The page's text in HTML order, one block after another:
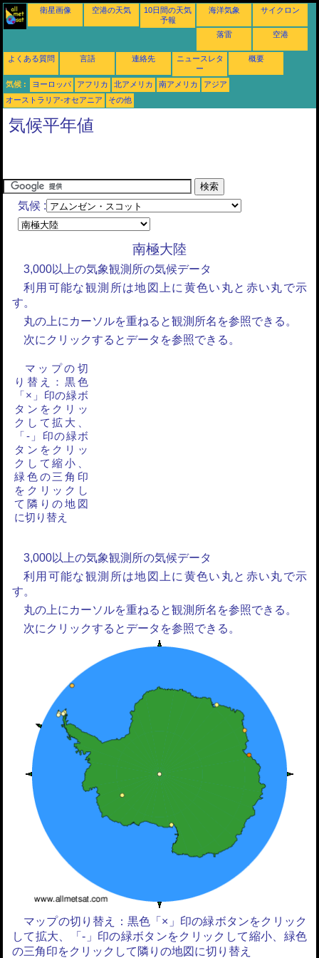
衛星画像 空港の天気
10日間の天気
予報
海洋気象 サイクロン
落雷 空港
よくある質問 言語 連絡先
ニュースレタ
ー
概要
気候 : ヨーロッパ アフリカ 北アメリカ 南アメリカ
アジア
オーストラリア-オセアニア
その他
気候平年値
気候 :
南極大陸
3,000以上の気象観測所の気候データ
利用可能な観測所は地図上に黄色い丸と赤い丸で示
す。
丸の上にカーソルを重ねると観測所名を参照できる。
次にクリックするとデータを参照できる。
マップの切
り替え：黒色
「×」印の緑ボ
タンをクリッ
クして拡大、
「-」印の緑ボ
タンをクリッ
クして縮小、
緑色の三角印
をクリックし
て隣りの地図
に切り替え
3,000以上の気象観測所の気候データ
利用可能な観測所は地図上に黄色い丸と赤い丸で示
す。
丸の上にカーソルを重ねると観測所名を参照できる。
次にクリックするとデータを参照できる。
マップの切り替え：黒色「×」印の緑ボタンをクリック
して拡大、「-」印の緑ボタンをクリックして縮小、緑色
の三角印をクリックして隣りの地図に切り替え